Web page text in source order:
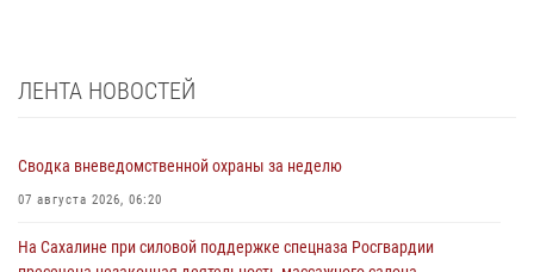
ЛЕНТА НОВОСТЕЙ
Сводка вневедомственной охраны за неделю
07 августа 2026, 06:20
На Сахалине при силовой поддержке спецназа Росгвардии